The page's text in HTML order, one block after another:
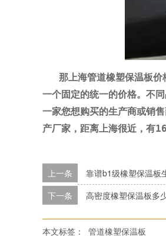
那上海管道橡塑保温板价
一个固定的统一的价格。不
一家您想购买的生产商或销
产厂家，距离上海很近，有16
上一条
靠谱b1级橡塑保温板
下一条 高密度橡塑保温板多
本文标签： 管道橡塑保温板